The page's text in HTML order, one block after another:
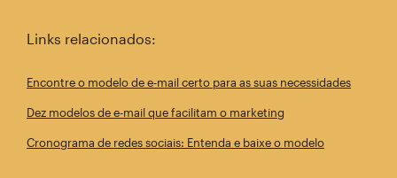
Links relacionados:
Encontre o modelo de e-mail certo para as suas necessidades
Dez modelos de e-mail que facilitam o marketing
Cronograma de redes sociais: Entenda e baixe o modelo